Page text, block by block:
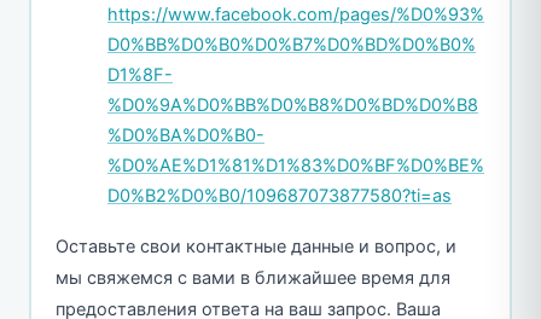
https://www.facebook.com/pages/%D0%93%
D0%BB%D0%B0%D0%B7%D0%BD%D0%B0%
D1%8F-
%D0%9A%D0%BB%D0%B8%D0%BD%D0%B8
%D0%BA%D0%B0-
%D0%AE%D1%81%D1%83%D0%BF%D0%BE%
D0%B2%D0%B0/109687073877580?ti=as
Оставьте свои контактные данные и вопрос, и
мы свяжемся с вами в ближайшее время для
предоставления ответа на ваш запрос. Ваша